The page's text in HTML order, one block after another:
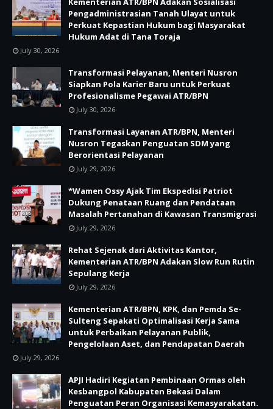
Pengadministrasian Tanah Ulayat untuk
Perkuat Kepastian Hukum bagi Masyarakat
Hukum Adat di Tana Toraja
July 30, 2026
Transformasi Pelayanan, Menteri Nusron
Siapkan Pola Karier Baru untuk Perkuat
Profesionalisme Pegawai ATR/BPN
July 30, 2026
Transformasi Layanan ATR/BPN, Menteri
Nusron Tegaskan Penguatan SDM yang
Berorientasi Pelayanan
July 29, 2026
*Wamen Ossy Ajak Tim Ekspedisi Patriot
Dukung Penataan Ruang dan Pendataan
Masalah Pertanahan di Kawasan Transmigrasi
July 29, 2026
Rehat Sejenak dari Aktivitas Kantor,
Kementerian ATR/BPN Adakan Slow Run Rutin
Sepulang Kerja
July 29, 2026
Kementerian ATR/BPN, KPK, dan Pemda Se-
Sulteng Sepakati Optimalisasi Kerja Sama
untuk Perbaikan Pelayanan Publik,
Pengelolaan Aset, dan Pendapatan Daerah
July 29, 2026
APJI Hadiri Kegiatan Pembinaan Ormas oleh
Kesbangpol Kabupaten Bekasi Dalam
Penguatan Peran Organisasi Kemasyarakatan.